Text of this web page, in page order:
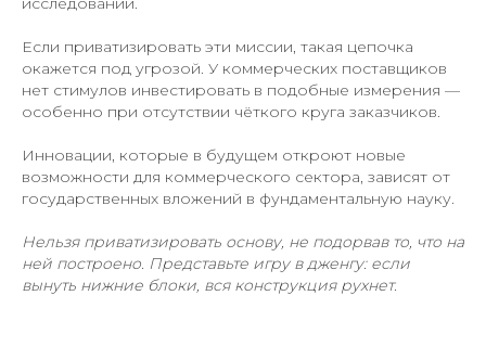
Если приватизировать эти миссии, такая цепочка
окажется под угрозой. У коммерческих поставщиков
нет стимулов инвестировать в подобные измерения —
особенно при отсутствии чёткого круга заказчиков.
Инновации, которые в будущем откроют новые
возможности для коммерческого сектора, зависят от
государственных вложений в фундаментальную науку.
Нельзя приватизировать основу, не подорвав то, что на
ней построено. Представьте игру в дженгу: если
вынуть нижние блоки, вся конструкция рухнет.